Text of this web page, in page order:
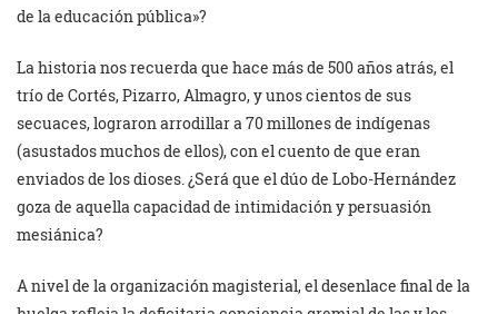
de la educación pública»?
La historia nos recuerda que hace más de 500 años atrás, el
trío de Cortés, Pizarro, Almagro, y unos cientos de sus
secuaces, lograron arrodillar a 70 millones de indígenas
(asustados muchos de ellos), con el cuento de que eran
enviados de los dioses. ¿Será que el dúo de Lobo-Hernández
goza de aquella capacidad de intimidación y persuasión
mesiánica?
A nivel de la organización magisterial, el desenlace final de la